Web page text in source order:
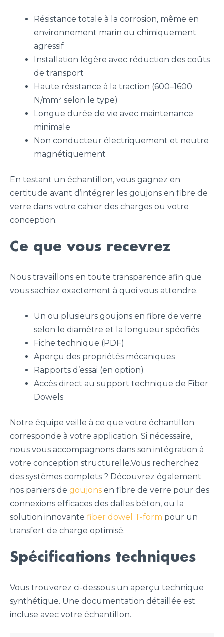
Résistance totale à la corrosion, même en
environnement marin ou chimiquement
agressif
Installation légère avec réduction des coûts
de transport
Haute résistance à la traction (600–1600
N/mm² selon le type)
Longue durée de vie avec maintenance
minimale
Non conducteur électriquement et neutre
magnétiquement
En testant un échantillon, vous gagnez en
certitude avant d’intégrer les goujons en fibre de
verre dans votre cahier des charges ou votre
conception.
Ce que vous recevrez
Nous travaillons en toute transparence afin que
vous sachiez exactement à quoi vous attendre.
Un ou plusieurs goujons en fibre de verre
selon le diamètre et la longueur spécifiés
Fiche technique (PDF)
Aperçu des propriétés mécaniques
Rapports d’essai (en option)
Accès direct au support technique de Fiber
Dowels
Notre équipe veille à ce que votre échantillon
corresponde à votre application. Si nécessaire,
nous vous accompagnons dans son intégration à
votre conception structurelle.Vous recherchez
des systèmes complets ? Découvrez également
nos paniers de goujons en fibre de verre pour des
connexions efficaces des dalles béton, ou la
solution innovante fiber dowel T-form pour un
transfert de charge optimisé.
Spécifications techniques
Vous trouverez ci-dessous un aperçu technique
synthétique. Une documentation détaillée est
incluse avec votre échantillon.